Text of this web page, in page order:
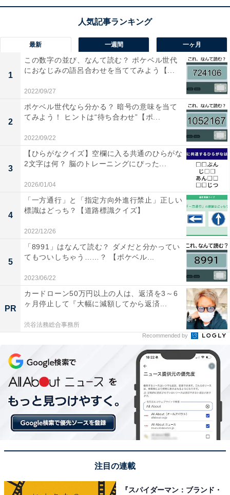
最新 一週間 一ヶ月
1
この数字の並び、なんて読む？ ポケベル世代
におなじみの語呂合わせを当ててみよう【...
2022/09/27
2
ポケベル世代なら分かる？ 暗号の意味を当て
てみよう！ ヒントは“待ち合わせ”【ポ...
2022/09/22
3
【ひらがなクイズ】空欄に入る共通のひらがな
2文字は何？ 脳のトレーニングにぴった...
2026/01/04
4
「一方通行」と「指定方向外進行禁止」正しい
標識はどっち？【道路標識クイズ】
2022/12/26
5
「8991」はなんて読む？ ダメだと分かってい
てもついしちゃう……？ 【ポケベル...
2023/06/22
PR
カードローン50万円以上の人は、返済を3～6
ヶ月停止して『大幅に減額してから返済...
渋谷法務総合事務所
Recommended by
注目の連載
『スパイダーマン：ブランド・